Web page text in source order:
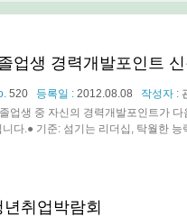
업생 경력개발포인트
520 등록일 : 2012.08.08 작성자 :
업생 중 자신의 경력개발포인트가
다.● 기준: 섬기는 리더십, 탁월한
취업박람회